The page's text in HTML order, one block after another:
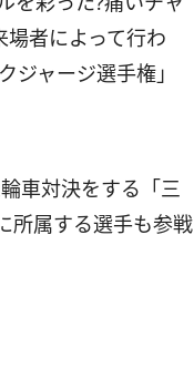
者によって行わ
ャージ選手権」
車対決をする「三
所属する選手も参戦